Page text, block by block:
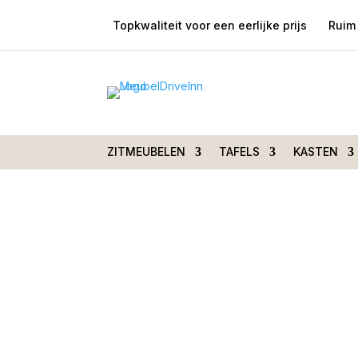
Topkwaliteit voor een eerlijke prijs
ZITMEUBELEN TAFELS KASTEN